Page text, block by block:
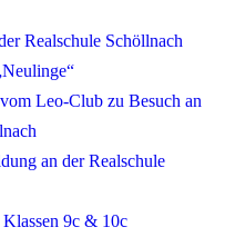
Realschule Schöllnach
Leo-Club zu Besuch an
an der Realschule
Klassen 9c & 10c